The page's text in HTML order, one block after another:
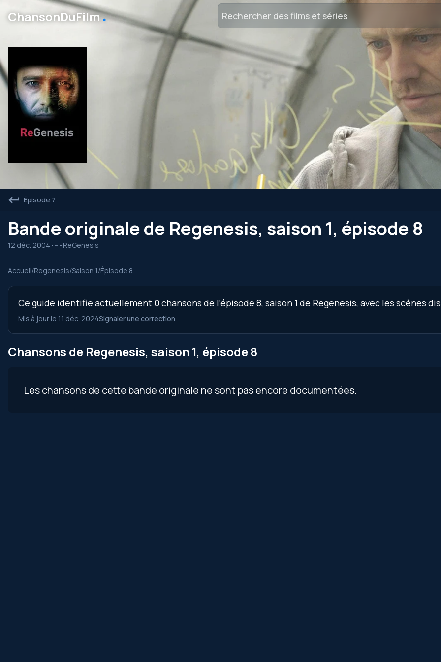
ChansonDuFilm․
Épisode 7
Bande originale de Regenesis, saison 1, épisode 8
12 déc. 2004 • -- • ReGenesis
Accueil/Regenesis/Saison 1/Épisode 8
Ce guide identifie actuellement 0 chansons de l’épisode 8, saison 1 de Regenesis, avec les scènes
Mis à jour le 11 déc. 2024Signaler une correction
Chansons de Regenesis, saison 1, épisode 8
Les chansons de cette bande originale ne sont pas encore documentées.